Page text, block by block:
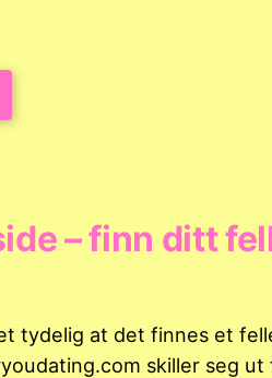
– finn ditt
tydelig at det finnes et
skiller seg